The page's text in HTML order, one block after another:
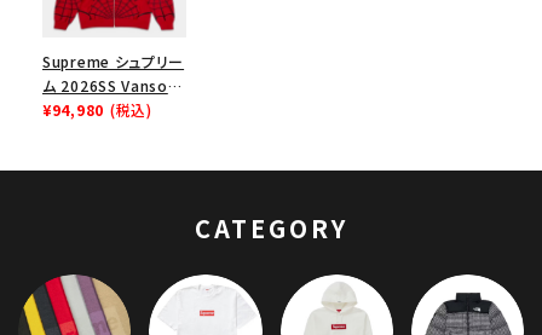
Supreme シュプリー
ム 2026SS Vanson
Leathers Spider-
ーカー レッド
¥94,980 (税込)
CATEGORY